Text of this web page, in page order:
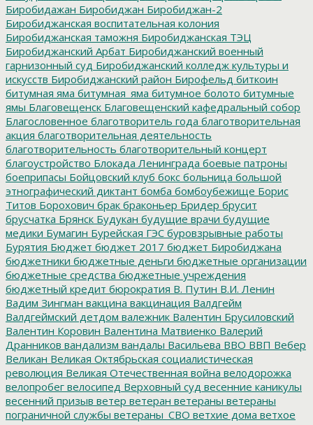
Биробидажан Биробиджан Биробиджан-2
Биробиджанская воспитательная колония
Биробиджанская таможня Биробиджанская ТЭЦ
Биробиджанский Арбат Биробиджанский военный
гарнизонный суд Биробиджанский колледж культуры и
искусств Биробиджанский район Бирофельд биткоин
битумная яма битумная_яма битумное болото битумные
ямы Благовещенск Благовещенский кафедральный собор
Благословенное благотворитель года благотворительная
акция благотворительная деятельность
благотворительность благотворительный концерт
благоустройство Блокада Ленинграда боевые патроны
боеприпасы Бойцовский клуб бокс больница большой
этнографический диктант бомба бомбоубежище Борис
Титов Борохович брак браконьер Бридер брусит
брусчатка Брянск Будукан будущие врачи будущие
медики Бумагин Бурейская ГЭС буровзрывные работы
Бурятия Бюджет бюджет 2017 бюджет Биробиджана
бюджетники бюджетные деньги бюджетные организации
бюджетные средства бюджетные учреждения
бюджетный кредит бюрократия В. Путин В.И. Ленин
Вадим Зингман вакцина вакцинация Валдгейм
Валдгеймский детдом валежник Валентин Брусиловский
Валентин Коровин Валентина Матвиенко Валерий
Дранников вандализм вандалы Васильева ВВО ВВП Вебер
Великан Великая Октябрьская социалистическая
революция Великая Отечественная война велодорожка
велопробег велосипед Верховный суд весенние каникулы
весенний призыв ветер ветеран ветераны ветераны
пограничной службы ветераны_СВО ветхие дома ветхое